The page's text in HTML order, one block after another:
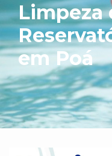
Limpeza
em Poá